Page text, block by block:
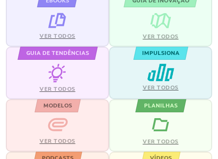
VER TODOS VER TODOS
GUIA DE TENDÊNCIAS
VER TODOS
IMPULSIONA
VER TODOS
MODELOS
VER TODOS
PLANILHAS
VER TODOS